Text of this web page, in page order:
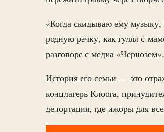
«Когда скидываю ему музыку,
родную речку, как гулял с
разговоре с медиа «Чернозем».
История его семьи — это
концлагерь Клоога,
депортация, где ижоры для